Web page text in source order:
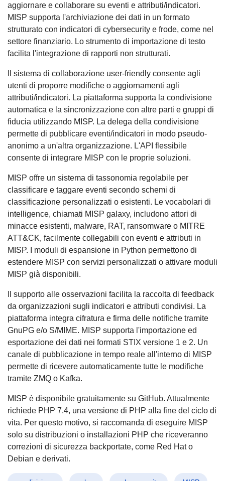
aggiornare e collaborare su eventi e attributi/indicatori.
MISP supporta l'archiviazione dei dati in un formato
strutturato con indicatori di cybersecurity e frode, come nel
settore finanziario. Lo strumento di importazione di testo
facilita l'integrazione di rapporti non strutturati.
Il sistema di collaborazione user-friendly consente agli
utenti di proporre modifiche o aggiornamenti agli
attributi/indicatori. La piattaforma supporta la condivisione
automatica e la sincronizzazione con altre parti e gruppi di
fiducia utilizzando MISP. La delega della condivisione
permette di pubblicare eventi/indicatori in modo pseudo-
anonimo a un'altra organizzazione. L'API flessibile
consente di integrare MISP con le proprie soluzioni.
MISP offre un sistema di tassonomia regolabile per
classificare e taggare eventi secondo schemi di
classificazione personalizzati o esistenti. Le vocabolari di
intelligence, chiamati MISP galaxy, includono attori di
minacce esistenti, malware, RAT, ransomware o MITRE
ATT&CK, facilmente collegabili con eventi e attributi in
MISP. I moduli di espansione in Python permettono di
estendere MISP con servizi personalizzati o attivare moduli
MISP già disponibili.
Il supporto alle osservazioni facilita la raccolta di feedback
da organizzazioni sugli indicatori e attributi condivisi. La
piattaforma integra cifratura e firma delle notifiche tramite
GnuPG e/o S/MIME. MISP supporta l'importazione ed
esportazione dei dati nei formati STIX versione 1 e 2. Un
canale di pubblicazione in tempo reale all'interno di MISP
permette di ricevere automaticamente tutte le modifiche
tramite ZMQ o Kafka.
MISP è disponibile gratuitamente su GitHub. Attualmente
richiede PHP 7.4, una versione di PHP alla fine del ciclo di
vita. Per questo motivo, si raccomanda di eseguire MISP
solo su distribuzioni o installazioni PHP che riceveranno
correzioni di sicurezza backportate, come Red Hat o
Debian e derivati.